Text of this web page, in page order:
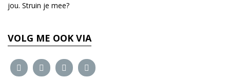
jou. Struin je mee?
VOLG ME OOK VIA